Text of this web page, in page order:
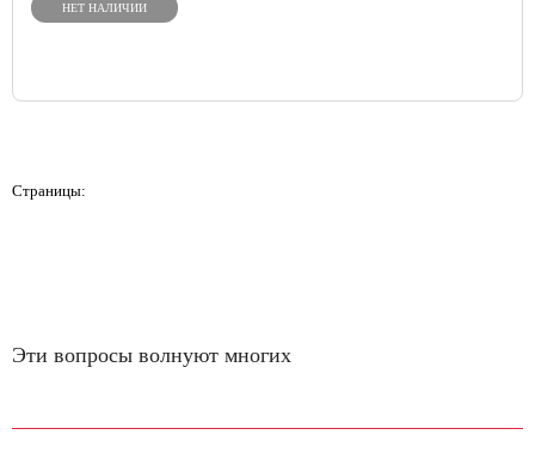
НЕТ НАЛИЧИИ
Страницы:
Эти вопросы волнуют многих